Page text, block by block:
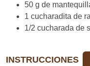
50 g de
1 cucharadita de
1/2 cucharada de
INSTRUCCIONES